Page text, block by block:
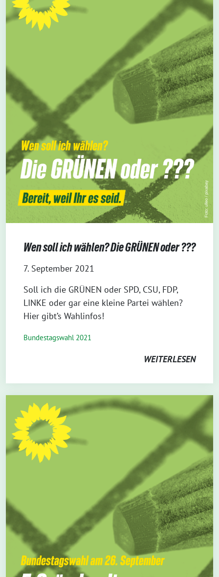
Wen soll ich wählen? Die GRÜNEN oder ???
7. September 2021
Soll ich die GRÜNEN oder SPD, CSU, FDP,
LINKE oder gar eine kleine Partei wählen?
Hier gibt’s Wahlinfos!
Bundestagswahl 2021
WEITERLESEN